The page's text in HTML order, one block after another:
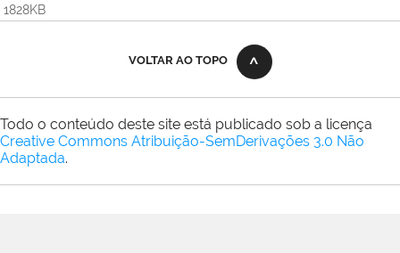
1828KB
VOLTAR AO TOPO
Todo o conteúdo deste site está publicado sob a licença
Creative Commons Atribuição-SemDerivações 3.0 Não
Adaptada.